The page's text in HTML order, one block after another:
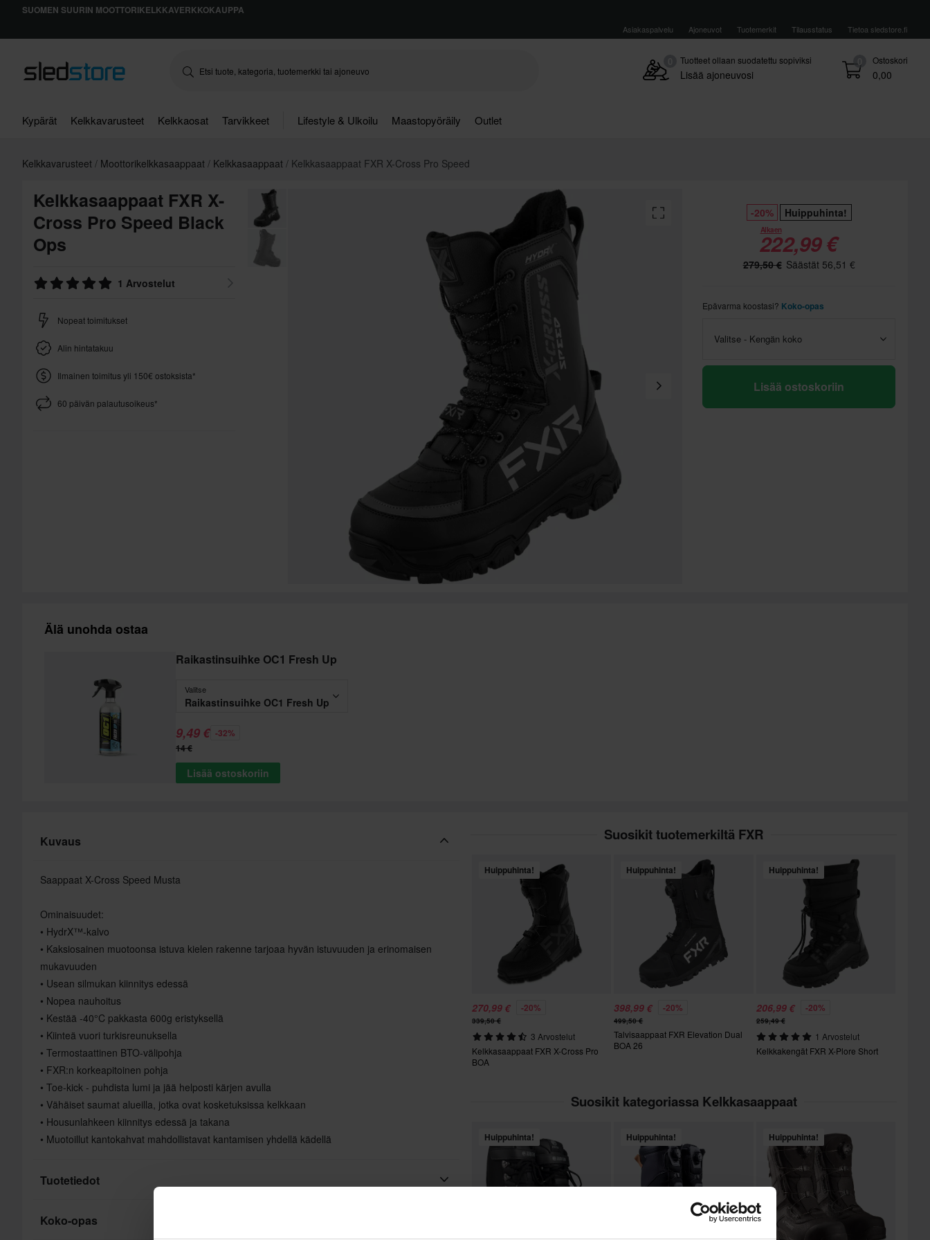
SUOMEN SUURIN MOOTTORIKELKKAVERKKOKAUPPA
Asiakaspalvelu Ajoneuvot Tuotemerkit Tilausstatus Tietoa sledstore.fi
0 Ostoskori
0,00
Tuotteet ollaan suodatettu sopiviksi
Lisää ajoneuvosi
Kypärät Kelkkavarusteet Kelkkaosat Tarvikkeet Lifestyle & Ulkoilu Maastopyöräily Outlet
Kelkkavarusteet Moottorikelkkasaappaat Kelkkasaappaat Kelkkasaappaat FXR X-Cross Pro Speed
Kelkkasaappaat FXR X-
Cross Pro Speed Black
Ops
1 Arvostelut
Nopeat toimitukset
Alin hintatakuu
Ilmainen toimitus yli 150€ ostoksista*
60 päivän palautusoikeus*
-20% Huippuhinta!
Alkaen
222,99 €
279,50 € Säästät 56,51 €
Epävarma koostasi? Koko-opas
Valitse - Kengän koko
Lisää ostoskoriin
Älä unohda ostaa
Raikastinsuihke OC1 Fresh Up
Valitse
Raikastinsuihke OC1 Fresh Up
9,49 € -32%
14 €
Lisää ostoskoriin
Kuvaus
Saappaat X-Cross Speed Musta
Ominaisuudet:
• HydrX™-kalvo
• Kaksiosainen muotoonsa istuva kielen rakenne tarjoaa hyvän istuvuuden ja erinomaisen
mukavuuden
• Usean silmukan kiinnitys edessä
• Nopea nauhoitus
• Kestää -40°C pakkasta 600g eristyksellä
• Kiinteä vuori turkisreunuksella
• Termostaattinen BTO-välipohja
• FXR:n korkeapitoinen pohja
• Toe-kick - puhdista lumi ja jää helposti kärjen avulla
• Vähäiset saumat alueilla, jotka ovat kosketuksissa kelkkaan
• Housunlahkeen kiinnitys edessä ja takana
• Muotoillut kantokahvat mahdollistavat kantamisen yhdellä kädellä
Tuotetiedot
Saappaiden ominaisuudet
Koko-opas
Suosikit tuotemerkiltä FXR
Huippuhinta!
270,99 € -20%
339,50 €
3 Arvostelut
Kelkkasaappaat FXR X-Cross Pro
BOA
Huippuhinta!
398,99 € -20%
499,50 €
Talvisaappaat FXR Elevation Dual
BOA 26
Huippuhinta!
206,99 € -20%
259,49 €
1 Arvostelut
Kelkkakengät FXR X-Plore Short
Suosikit kategoriassa Kelkkasaappaat
Huippuhinta! Huippuhinta! Huippuhinta!